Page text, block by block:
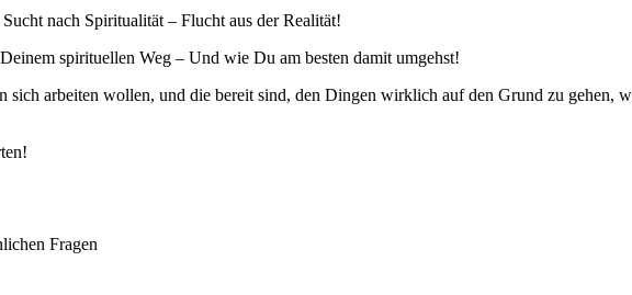
nach Spiritualität – Flucht aus der Realität!
spirituellen Weg – Und wie Du am besten damit umgehst!
arbeiten wollen, und die bereit sind, den Dingen wirklich auf den Grund zu gehen,
Fragen